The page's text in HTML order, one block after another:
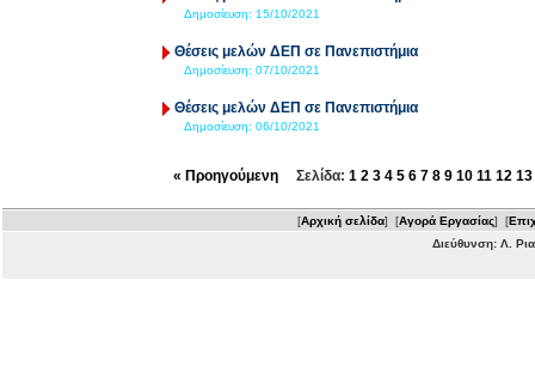
Δημοσίευση: 15/10/2021
Θέσεις μελών ΔΕΠ σε Πανεπιστήμια
Δημοσίευση: 07/10/2021
Θέσεις μελών ΔΕΠ σε Πανεπιστήμια
Δημοσίευση: 06/10/2021
« ΠροηγούμενηΣελίδα: 1 2 3 4 5 6 7 8 9 10 11 12 13
[Αρχική σελίδα] [Αγορά Εργασίας] [
Διεύθυνση: Λ.